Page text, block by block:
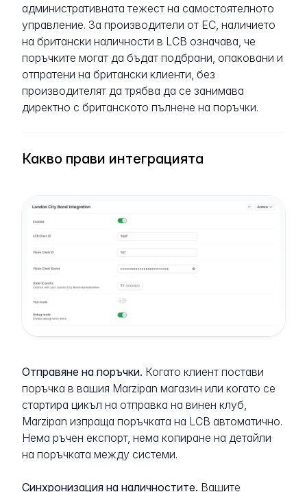
административната тежест на самостоятелното
управление. За производители от ЕС, наличието
на британски наличности в LCB означава, че
поръчките могат да бъдат подбрани, опаковани и
отпратени на британски клиенти, без
производителят да трябва да се занимава
директно с британското пълнене на поръчки.
Какво прави интеграцията
Отправяне на поръчки. Когато клиент постави
поръчка в вашия Marzipan магазин или когато се
стартира цикъл на отправка на винен клуб,
Marzipan изпраща поръчката на LCB автоматично.
Нема ръчен експорт, нема копиране на детайли
на поръчката между системи.
Синхронизация на наличностите. Вашите